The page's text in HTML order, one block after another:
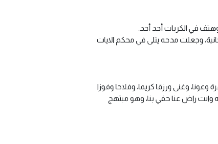
في الكربات أحد أحد.
وجعلت مدحه يتلى في محكم الايات
وغنى ورزقا كريما، وفلاحا وفوزا
وانت راض عنا حفي بنا، وهو مبتهج